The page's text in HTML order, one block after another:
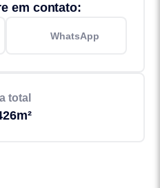
em contato:
WhatsApp
total